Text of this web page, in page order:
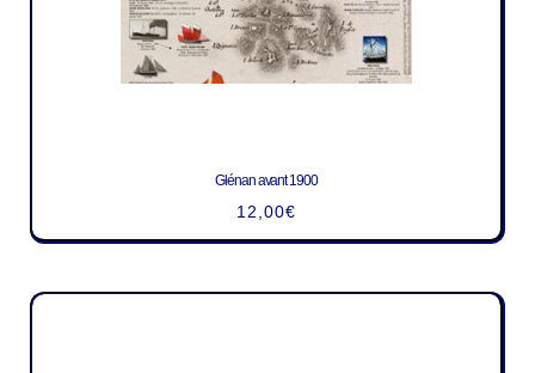
Glénan avant 1900
12,00€